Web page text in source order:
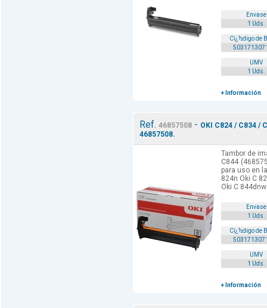
Envase
1 Uds.
Cï¿½digo de
UMV
1 Uds.
+ Información
Ref. 46857508- OKI C824 / C834 /
46857508.
Tambor de
C844
para uso en
824n Oki C
Oki C
Envase
1 Uds.
Cï¿½digo de
UMV
1 Uds.
+ Información